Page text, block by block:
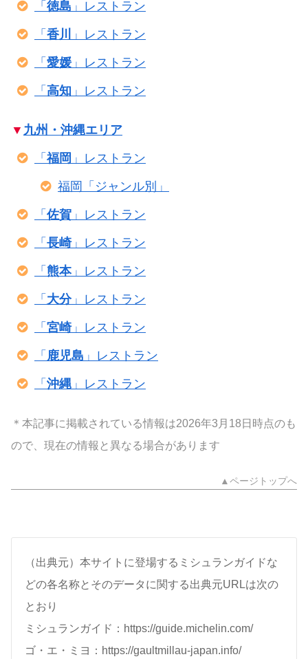
「 徳島 」レストラン
「 香川 」レストラン
「 愛媛」レストラン
「 高知 」レストラン
▼ 九州・沖縄エリア
「 福岡 」レストラン
福岡「ジャンル別」
「 佐賀 」レストラン
「 長崎」レストラン
「 熊本」レストラン
「 大分」レストラン
「 宮崎」レストラン
「 鹿児島 」レストラン
「 沖縄 」レストラン
＊本記事に掲載されている情報は2026年3月18日時点のも
ので、現在の情報と異なる場合があります
▲ページトップへ
（出典元）本サイトに登場するミシュランガイドな
どの各名称とそのデータに関する出典元URLは次の
とおり
ミシュランガイド：https://guide.michelin.com/
ゴ・エ・ミヨ：https://gaultmillau-japan.info/